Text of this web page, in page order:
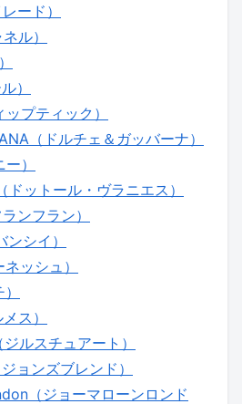
ード）
ル）
）
プティック）
（ドルチェ＆ガッバーナ）
）
ドットール・ヴラニエス）
ンフラン）
シイ）
ッシュ）
ス）
ルスチュアート）
ョンズブレンド）
（ジョーマローンロンド